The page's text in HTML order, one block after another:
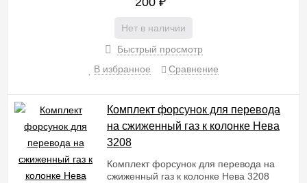
Нет в наличии
Быстрый просмотр
В избранное
Сравнение
Комплект форсунок для перевода
на сжиженный газ к колонке Нева
3208
Комплект форсунок для перевода на
сжиженный газ к колонке Нева 3208